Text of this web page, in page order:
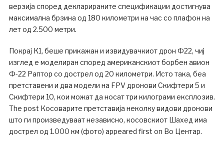
верзија според декларираните спецификации достигнува
максимална брзина од 180 километри на час со плафон на
лет од 2.500 метри.
Покрај К1, беше прикажан и извидувачкиот дрон Ф22, чиј
изглед е моделиран според американскиот борбен авион
Ф-22 Раптор со дострел од 20 километри. Исто така, беа
претставени и два модели на FPV дронови Скифтери 5 и
Скифтери 10, кои можат да носат три килограми експлозив.
The post Косоварите претставија неколку видови дронови
што ги произведуваат независно, косовскиот Шахед има
дострел од 1.000 км (фото) appeared first on Во Центар.